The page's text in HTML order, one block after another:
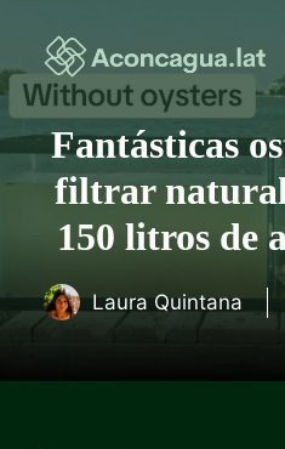
contenido
Fantásticas
filtrar
150 litros de
Laura Quintana